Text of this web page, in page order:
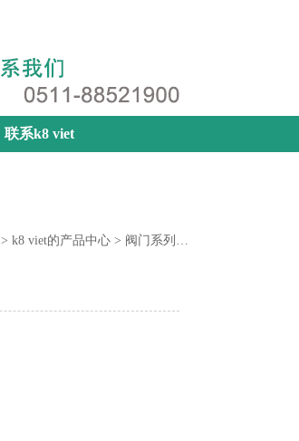
联系k8 viet
> k8 viet的产品中心 > 阀门系列 >